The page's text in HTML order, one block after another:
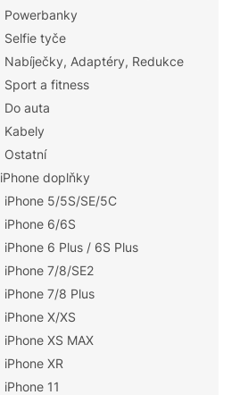
Powerbanky
Selfie tyče
Nabíječky, Adaptéry, Redukce
Sport a fitness
Do auta
Kabely
Ostatní
iPhone doplňky
iPhone 5/5S/SE/5C
iPhone 6/6S
iPhone 6 Plus / 6S Plus
iPhone 7/8/SE2
iPhone 7/8 Plus
iPhone X/XS
iPhone XS MAX
iPhone XR
iPhone 11